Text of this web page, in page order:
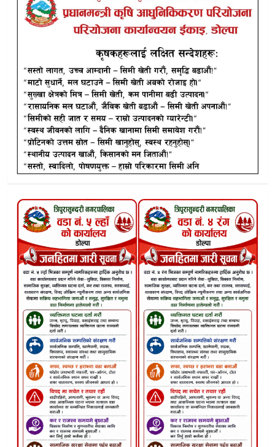
साल्दाङदेखि त्रिपुरासुन्दरीसम्म नेकपा-एमाले ढुङ्गा हानाहान:सुरक्षामा
डोल्पा निर्वाचन सुरक्षा: प्रदेश प्रमुख सचिवसहित उच्च सुरक्षा
घाँटी ताक्ने होइन, हातेमालो गर्ने राजनीति चाहिन्छ: कांग्रेस उपसभापति
डाेल्पामा आज यता, भोलि उताकाे’ राजनीति: फर्किए भनेकी नेतृले फेरि
डाेल्पामा सहिद नन्द प्रसाद न्यौपानेको अर्धकद शालिक अनावरण
कांग्रेस उपसभापति विश्वप्रकाश शर्मा डाेल्पा आउने
नेकपाले भ्रम फैलाइएको भन्दै एमाले डाेल्पा उपसचिव जुनी बुढाको
“हिमालको काखमा स्वर्गीय अनुभूति: न्यानो मनहरूको भूमि डोल्पा”
डोल्पामा चियापसलदेखि चौतारोसम्म एउटै बहस :कसले मार्ला बाजी?
डाेल्पाका ७० मध्ये ४५ मतदान केन्द्रमा अनुगमन, सुरक्षा सतर्कता
त्रिपुरासुन्दरीका मेयर उपमेयर भन्छन“कसैकाे कृपाबाट होइन,
डोल्पामा दूरसञ्चार सेवा विस्तारका लागि राष्ट्रिय स्वतन्त्र पार्टीको आग्रह
निर्वाचन अवधिभर पारदर्शी सूचना प्रवाहमा सहकार्यको प्रतिबद्धता
डाेल्पाकाे माझफालमा स्काभेटर दुर्घटनाः घरमा क्षति
डाेल्पाका मुख्य निर्वाचन अधिकृतले किन गर्दैछन ?सुचना प्रवाहमा
त्रिशूलीमा बस खस्याे : १७ जनाको मृत्यु, २४ घाइते